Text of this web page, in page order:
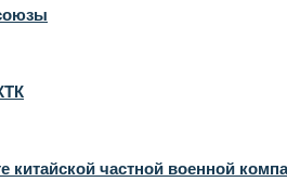
частной военной